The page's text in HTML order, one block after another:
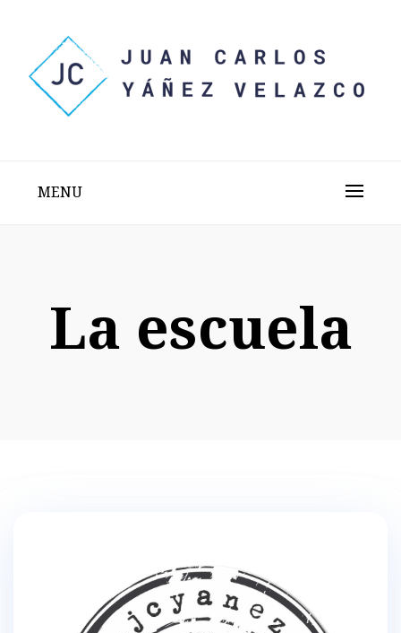
content
MENU
La escuela